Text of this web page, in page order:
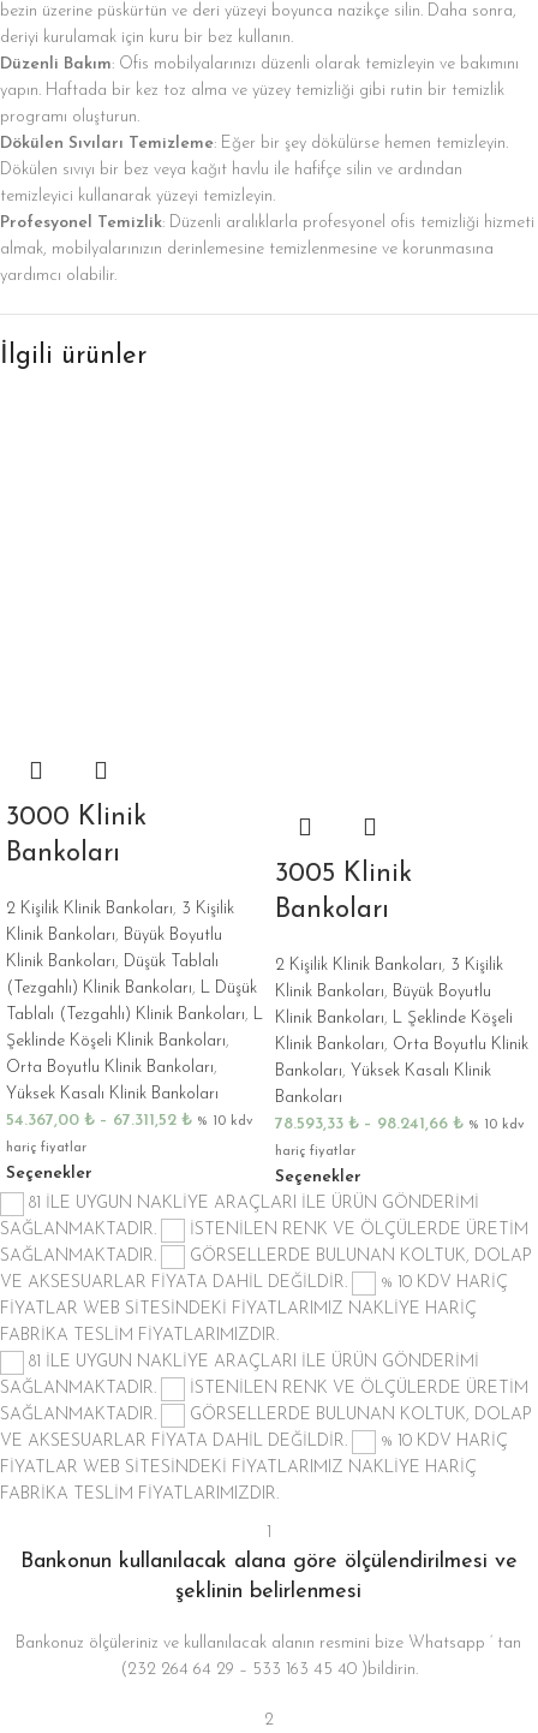
bezin üzerine püskürtün ve deri yüzeyi boyunca nazikçe silin. Daha sonra,
deriyi kurulamak için kuru bir bez kullanın.
Düzenli Bakım: Ofis mobilyalarınızı düzenli olarak temizleyin ve bakımını
yapın. Haftada bir kez toz alma ve yüzey temizliği gibi rutin bir temizlik
programı oluşturun.
Dökülen Sıvıları Temizleme: Eğer bir şey dökülürse hemen temizleyin.
Dökülen sıvıyı bir bez veya kağıt havlu ile hafifçe silin ve ardından
temizleyici kullanarak yüzeyi temizleyin.
Profesyonel Temizlik: Düzenli aralıklarla profesyonel ofis temizliği hizmeti
almak, mobilyalarınızın derinlemesine temizlenmesine ve korunmasına
yardımcı olabilir.
İlgili ürünler
3000 Klinik
Bankoları
2 Kişilik Klinik Bankoları, 3 Kişilik
Klinik Bankoları, Büyük Boyutlu
Klinik Bankoları, Düşük Tablalı
(Tezgahlı) Klinik Bankoları, L Düşük
Tablalı (Tezgahlı) Klinik Bankoları, L
Şeklinde Köşeli Klinik Bankoları,
Orta Boyutlu Klinik Bankoları,
Yüksek Kasalı Klinik Bankoları
54.367,00 ₺ – 67.311,52 ₺ % 10 kdv
hariç fiyatlar
Seçenekler
3005 Klinik
Bankoları
2 Kişilik Klinik Bankoları, 3 Kişilik
Klinik Bankoları, Büyük Boyutlu
Klinik Bankoları, L Şeklinde Köşeli
Klinik Bankoları, Orta Boyutlu Klinik
Bankoları, Yüksek Kasalı Klinik
Bankoları
78.593,33 ₺ – 98.241,66 ₺ % 10 kdv
hariç fiyatlar
Seçenekler
81 İLE UYGUN NAKLİYE ARAÇLARI İLE ÜRÜN GÖNDERİMİ
SAĞLANMAKTADIR.
İSTENİLEN RENK VE ÖLÇÜLERDE ÜRETİM
SAĞLANMAKTADIR.
GÖRSELLERDE BULUNAN KOLTUK, DOLAP
VE AKSESUARLAR FİYATA DAHİL DEĞİLDİR.
% 10 KDV HARİÇ
FİYATLAR WEB SİTESİNDEKİ FİYATLARIMIZ NAKLİYE HARİÇ
FABRİKA TESLİM FİYATLARIMIZDIR.
81 İLE UYGUN NAKLİYE ARAÇLARI İLE ÜRÜN GÖNDERİMİ
SAĞLANMAKTADIR.
İSTENİLEN RENK VE ÖLÇÜLERDE ÜRETİM
SAĞLANMAKTADIR.
GÖRSELLERDE BULUNAN KOLTUK, DOLAP
VE AKSESUARLAR FİYATA DAHİL DEĞİLDİR.
% 10 KDV HARİÇ
FİYATLAR WEB SİTESİNDEKİ FİYATLARIMIZ NAKLİYE HARİÇ
FABRİKA TESLİM FİYATLARIMIZDIR.
1
Bankonun kullanılacak alana göre ölçülendirilmesi ve
şeklinin belirlenmesi
Bankonuz ölçüleriniz ve kullanılacak alanın resmini bize Whatsapp ‘ tan
(232 264 64 29 – 533 163 45 40 )bildirin.
2